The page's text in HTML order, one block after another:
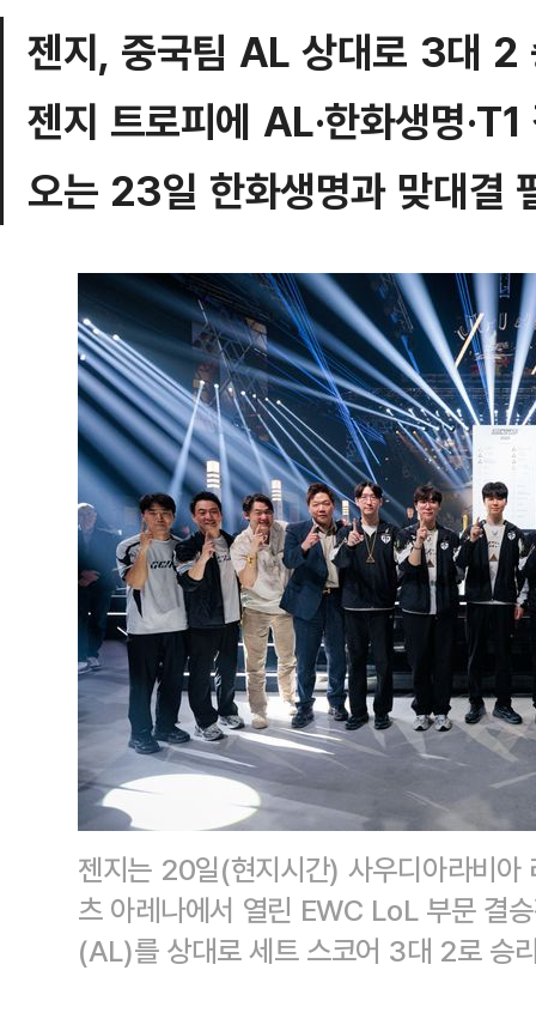
젠지, 중국팀 AL 상대로 3대 2
젠지 트로피에 AL·한화생명·T1
오는 23일 한화생명과 맞대결
젠지는 20일(현지시간) 사우디아라비
츠 아레나에서 열린 EWC LoL 부문 결
(AL)를 상대로 세트 스코어 3대 2로 승